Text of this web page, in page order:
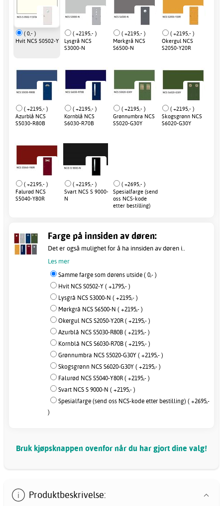
( 0,- )
Hvit NCS S0502-Y
( +2195,- )
Lysgrå NCS
S3000-N
( +2195,- )
Mørkgrå NCS
S6500-N
( +2195,- )
Okergul NCS
S2050-Y20R
( +2195,- )
Azurblå NCS
S5030-R80B
( +2195,- )
Kornblå NCS
S6030-R70B
( +2195,- )
Grønnumbra NCS
S5020-G30Y
( +2195,- )
Skogsgrønn NCS
S6020-G30Y
( +2195,- )
Falurød NCS
S5040-Y80R
( +2195,- )
Svart NCS S 9000-
N
( +2695,- )
Spesialfarge (send
oss NCS-kode
etter bestilling)
Farge på innsiden av døren:
Det er også mulighet for å ha innsiden av døren i..
Les mer
Samme farge som dørens utside ( 0,- )
Hvit NCS S0502-Y ( +1795,- )
Lysgrå NCS S3000-N ( +2195,- )
Mørkgrå NCS S6500-N ( +2195,- )
Okergul NCS S2050-Y20R ( +2195,- )
Azurblå NCS S5030-R80B ( +2195,- )
Kornblå NCS S6030-R70B ( +2195,- )
Grønnumbra NCS S5020-G30Y ( +2195,- )
Skogsgrønn NCS S6020-G30Y ( +2195,- )
Falurød NCS S5040-Y80R ( +2195,- )
Svart NCS S 9000-N ( +2195,- )
Spesialfarge (send oss NCS-kode etter bestilling) ( +2695,-
)
Bruk kjøpsknappen ovenfor når du har gjort dine valg!
Produktbeskrivelse: